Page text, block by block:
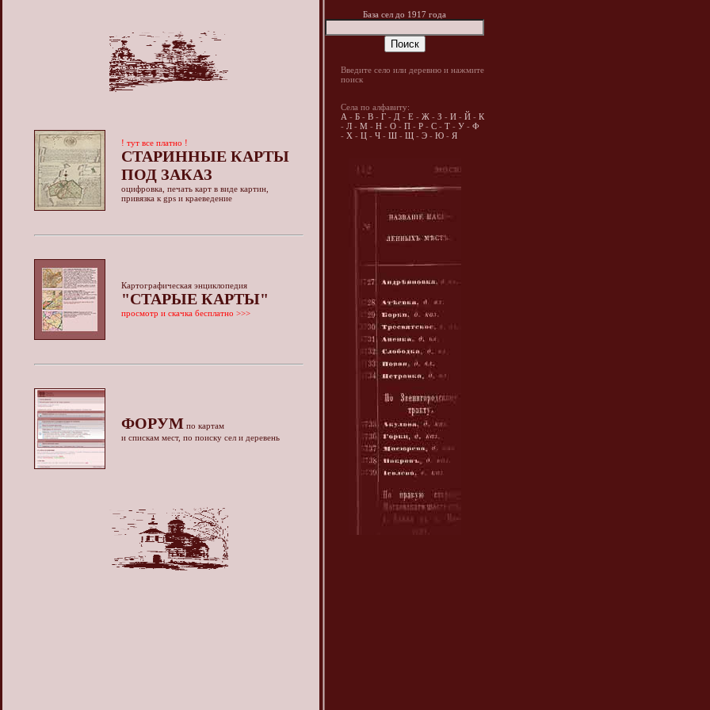
! тут все платно !
СТАРИННЫЕ КАРТЫ
ПОД ЗАКАЗ
оцифровка, печать карт в виде картин,
привязка к gps и краеведение
Картографическая энциклопедия
"СТАРЫЕ КАРТЫ"
просмотр и скачка бесплатно >>>
ФОРУМ по картам
и спискам мест, по поиску сел и деревень
База сел до 1917 года
Введите село или деревню и нажмите
поиск
Села по алфавиту:
А - Б - В - Г - Д - Е - Ж - З - И - Й - К
- Л - М - Н - О - П - Р - С - Т - У - Ф
- Х - Ц - Ч - Ш - Щ - Э - Ю - Я